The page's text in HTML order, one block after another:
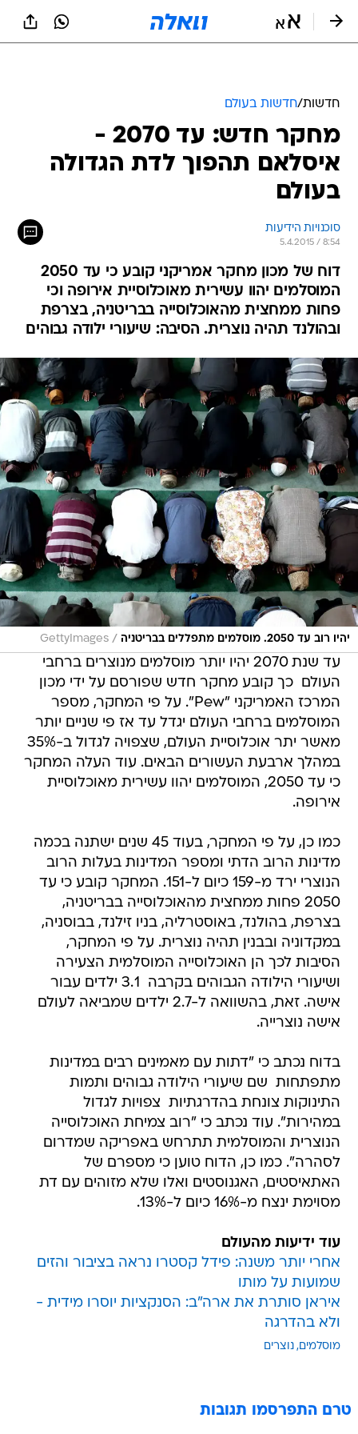
חדשות/חדשות בעולם
מחקר חדש: עד 2070 -
איסלאם תהפוך לדת הגדולה
בעולם
סוכנויות הידיעות
5.4.2015 / 8:54
דוח של מכון מחקר אמריקני קובע כי עד 2050
המוסלמים יהוו עשירית מאוכלוסיית אירופה וכי
פחות ממחצית מהאוכלוסייה בבריטניה, בצרפת
ובהולנד תהיה נוצרית. הסיבה: שיעורי ילודה גבוהים
יהיו רוב עד 2050. מוסלמים מתפללים בבריטניה /
GettyImages
עד שנת 2070 יהיו יותר מוסלמים מנוצרים ברחבי
העולם  כך קובע מחקר חדש שפורסם על ידי מכון
המרכז האמריקני "Pew". על פי המחקר, מספר
המוסלמים ברחבי העולם יגדל עד אז פי שניים יותר
מאשר יתר אוכלוסיית העולם, שצפויה לגדול ב-35%
במהלך ארבעת העשורים הבאים. עוד העלה המחקר
כי עד 2050, המוסלמים יהוו עשירית מאוכלוסיית
אירופה.
כמו כן, על פי המחקר, בעוד 45 שנים ישתנה בכמה
מדינות הרוב הדתי ומספר המדינות בעלות הרוב
הנוצרי ירד מ-159 כיום ל-151. המחקר קובע כי עד
2050 פחות ממחצית מהאוכלוסייה בבריטניה,
בצרפת, בהולנד, באוסטרליה, בניו זילנד, בבוסניה,
במקדוניה ובבנין תהיה נוצרית. על פי המחקר,
הסיבות לכך הן האוכלוסייה המוסלמית הצעירה
ושיעורי הילודה הגבוהים בקרבה  3.1 ילדים עבור
אישה. זאת, בהשוואה ל-2.7 ילדים שמביאה לעולם
אישה נוצרייה.
בדוח נכתב כי "דתות עם מאמינים רבים במדינות
מתפתחות  שם שיעורי הילודה גבוהים ותמות
התינוקות צונחת בהדרגתיות  צפויות לגדול
במהירות". עוד נכתב כי "רוב צמיחת האוכלוסייה
הנוצרית והמוסלמית תתרחש באפריקה שמדרום
לסהרה". כמו כן, הדוח טוען כי מספרם של
האתאיסטים, האגנוסטים ואלו שלא מזוהים עם דת
מסוימת ינצח מ-16% כיום ל-13%.
עוד ידיעות מהעולם
אחרי יותר משנה: פידל קסטרו נראה בציבור והזים
שמועות על מותו
איראן סותרת את ארה"ב: הסנקציות יוסרו מידית -
ולא בהדרגה
מוסלמים נוצרים
טרם התפרסמו תגובות